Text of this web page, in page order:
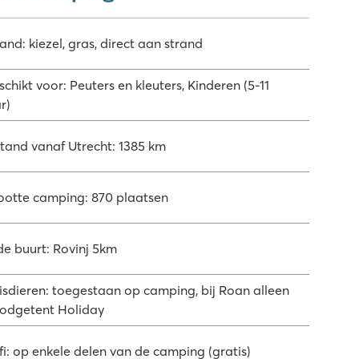
kiezel, gras, direct aan strand
voor: Peuters en kleuters, Kinderen (5-11
vanaf Utrecht: 1385 km
camping: 870 plaatsen
buurt: Rovinj 5km
toegestaan op camping, bij Roan alleen
Holiday
op enkele delen van de camping (gratis)